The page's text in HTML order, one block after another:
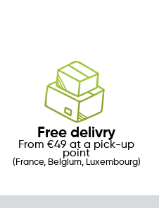
Free delivry
From €49 at a pick-up
point
(France, Belgium, Luxembourg)